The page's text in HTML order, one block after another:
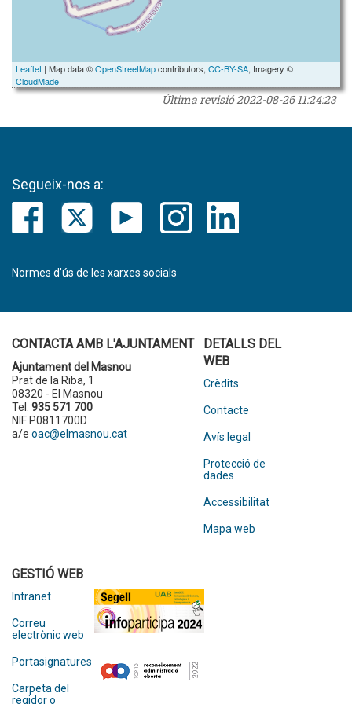
Leaflet | Map data ©OpenStreetMapcontributors, CC-BY-SA, Imagery ©
CloudMade
Última revisió2022-08-26 11:24:23
Segueix-nos a:
Normes d’ús de les xarxes socials
CONTACTA AMB L'AJUNTAMENT
Ajuntament del Masnou
Prat de la Riba, 1
08320 - El Masnou
Tel. 935 571 700
NIF P0811700D
a/e oac@elmasnou.cat
DETALLS DEL
WEB
Crèdits
Contacte
Avís legal
Protecció de
dades
Accessibilitat
Mapa web
GESTIÓ WEB
Intranet
Correu
electrònic web
Portasignatures
Carpeta del
regidor o